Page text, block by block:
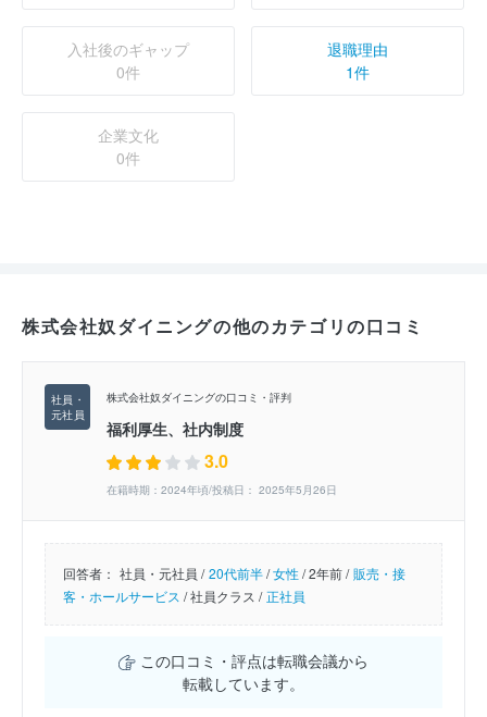
入社後のギャップ
0件
退職理由
1件
企業文化
0件
株式会社奴ダイニングの他のカテゴリの口コミ
株式会社奴ダイニングの口コミ・評判
福利厚生、社内制度
3.0
在籍時期：2024年頃/投稿日： 2025年5月26日
回答者： 社員・元社員 / 20代前半/女性/2年前 / 販売・接
客・ホールサービス /社員クラス / 正社員
この口コミ・評点は転職会議から
転載しています。